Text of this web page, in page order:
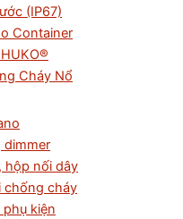
(IP67)
Container
Cháy Nổ
dimmer
hộp nối dây
chống cháy
phụ kiện